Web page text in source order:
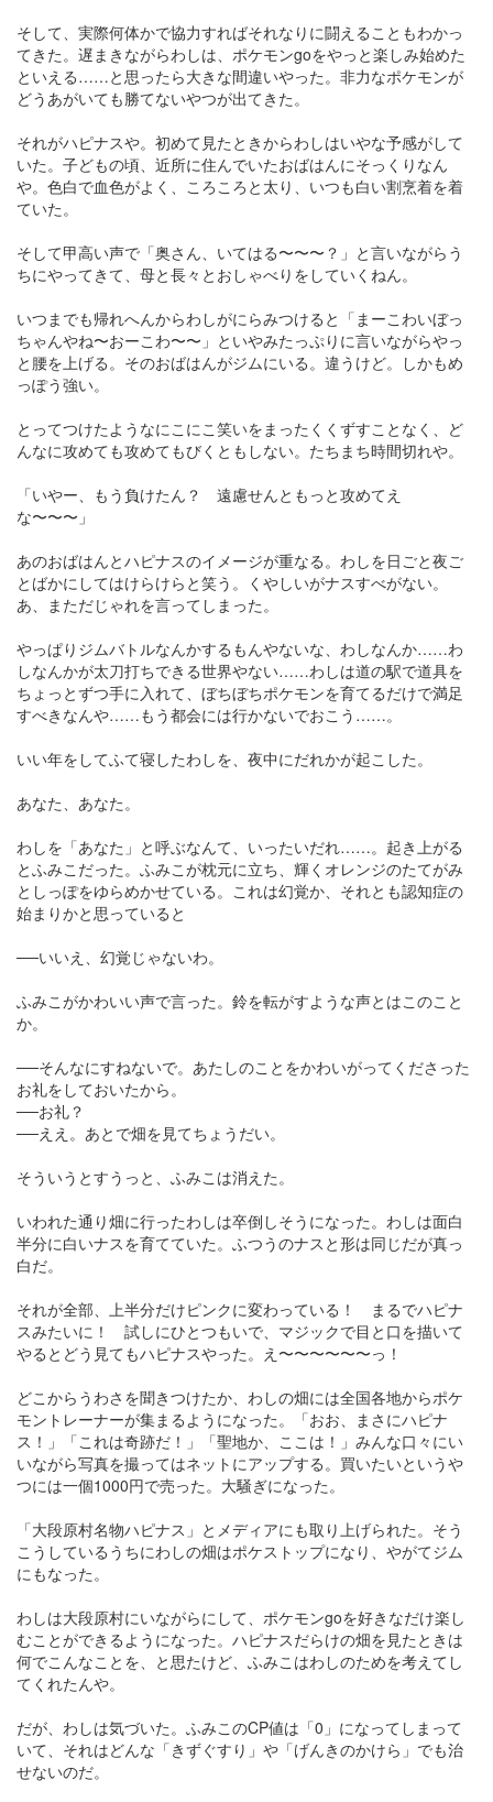
そして、実際何体かで協力すればそれなりに闘えることもわかっ
てきた。遅まきながらわしは、ポケモンgoをやっと楽しみ始めた
といえる……と思ったら大きな間違いやった。非力なポケモンが
どうあがいても勝てないやつが出てきた。
それがハピナスや。初めて見たときからわしはいやな予感がして
いた。子どもの頃、近所に住んでいたおばはんにそっくりなん
や。色白で血色がよく、ころころと太り、いつも白い割烹着を着
ていた。
そして甲高い声で「奥さん、いてはる〜〜〜？」と言いながらう
ちにやってきて、母と長々とおしゃべりをしていくねん。
いつまでも帰れへんからわしがにらみつけると「まーこわいぼっ
ちゃんやね〜おーこわ〜〜」といやみたっぷりに言いながらやっ
と腰を上げる。そのおばはんがジムにいる。違うけど。しかもめ
っぽう強い。
とってつけたようなにこにこ笑いをまったくくずすことなく、ど
んなに攻めても攻めてもびくともしない。たちまち時間切れや。
「いやー、もう負けたん？ 遠慮せんともっと攻めてえ
な〜〜〜」
あのおばはんとハピナスのイメージが重なる。わしを日ごと夜ご
とばかにしてはけらけらと笑う。くやしいがナスすべがない。
あ、まただじゃれを言ってしまった。
やっぱりジムバトルなんかするもんやないな、わしなんか……わ
しなんかが太刀打ちできる世界やない……わしは道の駅で道具を
ちょっとずつ手に入れて、ぼちぼちポケモンを育てるだけで満足
すべきなんや……もう都会には行かないでおこう……。
いい年をしてふて寝したわしを、夜中にだれかが起こした。
あなた、あなた。
わしを「あなた」と呼ぶなんて、いったいだれ……。起き上がる
とふみこだった。ふみこが枕元に立ち、輝くオレンジのたてがみ
としっぽをゆらめかせている。これは幻覚か、それとも認知症の
始まりかと思っていると
──いいえ、幻覚じゃないわ。
ふみこがかわいい声で言った。鈴を転がすような声とはこのこと
か。
──そんなにすねないで。あたしのことをかわいがってくださった
お礼をしておいたから。
──お礼？
──ええ。あとで畑を見てちょうだい。
そういうとすうっと、ふみこは消えた。
いわれた通り畑に行ったわしは卒倒しそうになった。わしは面白
半分に白いナスを育てていた。ふつうのナスと形は同じだが真っ
白だ。
それが全部、上半分だけピンクに変わっている！ まるでハピナ
スみたいに！ 試しにひとつもいで、マジックで目と口を描いて
やるとどう見てもハピナスやった。え〜〜〜〜〜〜っ！
どこからうわさを聞きつけたか、わしの畑には全国各地からポケ
モントレーナーが集まるようになった。「おお、まさにハピナ
ス！」「これは奇跡だ！」「聖地か、ここは！」みんな口々にい
いながら写真を撮ってはネットにアップする。買いたいというや
つには一個1000円で売った。大騒ぎになった。
「大段原村名物ハピナス」とメディアにも取り上げられた。そう
こうしているうちにわしの畑はポケストップになり、やがてジム
にもなった。
わしは大段原村にいながらにして、ポケモンgoを好きなだけ楽し
むことができるようになった。ハピナスだらけの畑を見たときは
何でこんなことを、と思たけど、ふみこはわしのためを考えてし
てくれたんや。
だが、わしは気づいた。ふみこのCP値は「0」になってしまって
いて、それはどんな「きずぐすり」や「げんきのかけら」でも治
せないのだ。